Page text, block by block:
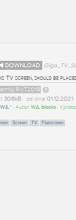
DOWNLOAD
TV screen, should be
RVT2019
308kB• ze dne 01.12.2021
WJL^ • Autor:WJL blocks•
Screen TV Flatscreen